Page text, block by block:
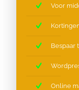
Voor
Bespaar
Online